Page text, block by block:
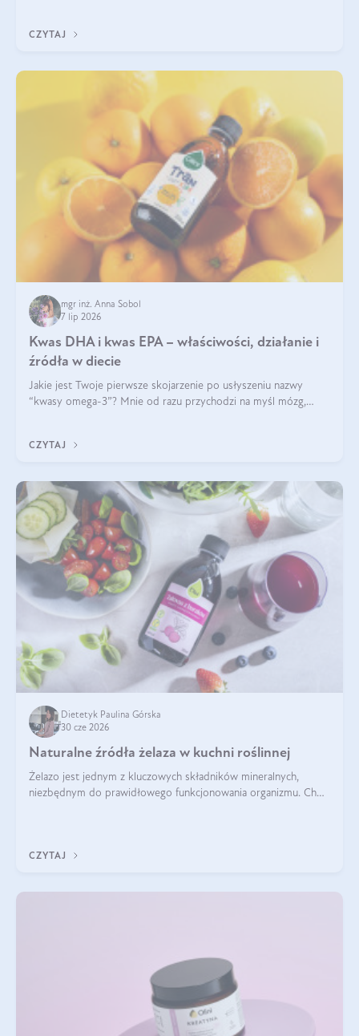
CZYTAJ
mgr inż. Anna Sobol
7 lip 2026
Kwas DHA i kwas EPA – właściwości, działanie i
źródła w diecie
Jakie jest Twoje pierwsze skojarzenie po usłyszeniu nazwy
“kwasy omega-3”? Mnie od razu przychodzi na myśl mózg,
EPA.
CZYTAJ
Dietetyk Paulina Górska
30 cze 2026
Naturalne źródła żelaza w kuchni roślinnej
Żelazo jest jednym z kluczowych składników mineralnych,
niezbędnym do prawidłowego funkcjonowania organizmu. Choć
CZYTAJ